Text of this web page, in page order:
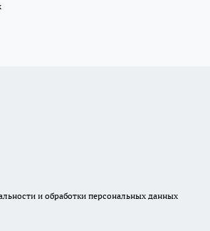
и обработки персональных данных